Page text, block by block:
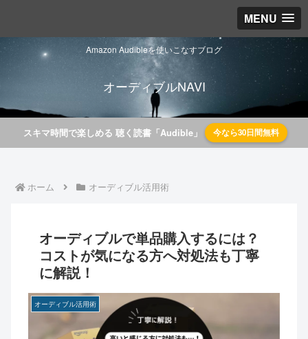
MENU
Amazon Audibleを使いこなすブログ
オーディブルNAVI
スキマ時間で楽しめる 聴く読書「Audible」 今なら30日間無料
ホーム オーディブル活用術
オーディブルで単品購入するには？
コストが気になる方へ対処法も丁寧
に解説！
オーディブル活用術